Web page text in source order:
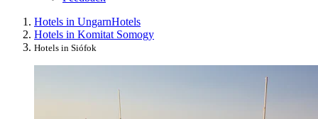
Hotels in UngarnHotels
Hotels in Komitat Somogy
Hotels in Siófok